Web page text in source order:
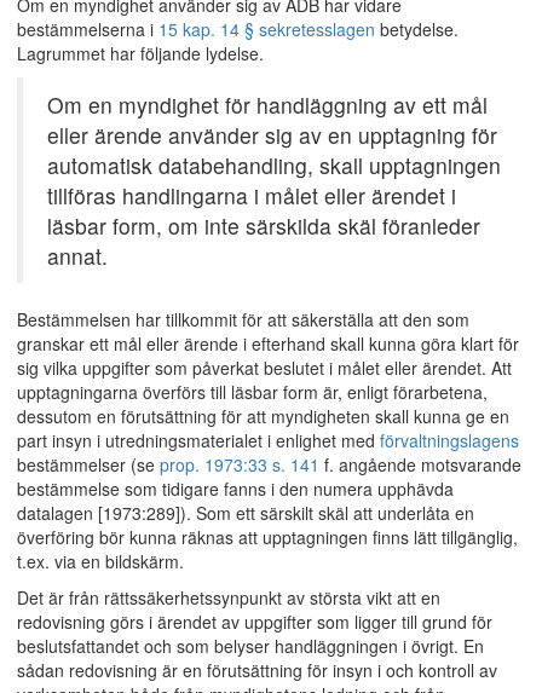
Om en myndighet använder sig av ADB har vidare
bestämmelserna i 15 kap. 14 § sekretesslagen betydelse.
Lagrummet har följande lydelse.
Om en myndighet för handläggning av ett mål
eller ärende använder sig av en upptagning för
automatisk databehandling, skall upptagningen
tillföras handlingarna i målet eller ärendet i
läsbar form, om inte särskilda skäl föranleder
annat.
Bestämmelsen har tillkommit för att säkerställa att den som
granskar ett mål eller ärende i efterhand skall kunna göra klart för
sig vilka uppgifter som påverkat beslutet i målet eller ärendet. Att
upptagningarna överförs till läsbar form är, enligt förarbetena,
dessutom en förutsättning för att myndigheten skall kunna ge en
part insyn i utredningsmaterialet i enlighet med förvaltningslagens
bestämmelser (se prop. 1973:33 s. 141 f. angående motsvarande
bestämmelse som tidigare fanns i den numera upphävda
datalagen [1973:289]). Som ett särskilt skäl att underlåta en
överföring bör kunna räknas att upptagningen finns lätt tillgänglig,
t.ex. via en bildskärm.
Det är från rättssäkerhetssynpunkt av största vikt att en
redovisning görs i ärendet av uppgifter som ligger till grund för
beslutsfattandet och som belyser handläggningen i övrigt. En
sådan redovisning är en förutsättning för insyn i och kontroll av